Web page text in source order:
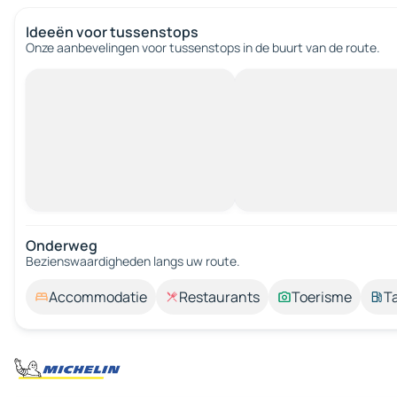
Ideeën voor tussenstops
Onze aanbevelingen voor tussenstops in de buurt van de route.
Onderweg
Bezienswaardigheden langs uw route.
Accommodatie Restaurants Toerisme